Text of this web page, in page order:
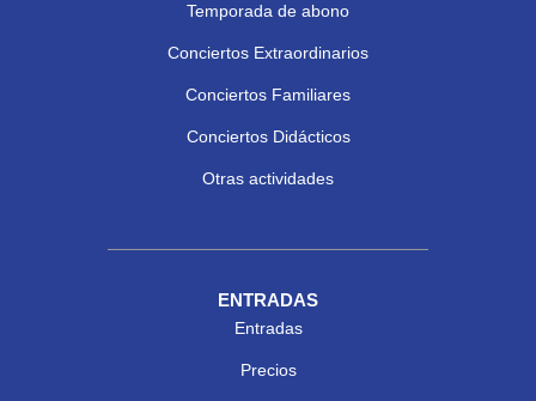
Temporada de abono
Conciertos Extraordinarios
Conciertos Familiares
Conciertos Didácticos
Otras actividades
ENTRADAS
Entradas
Precios